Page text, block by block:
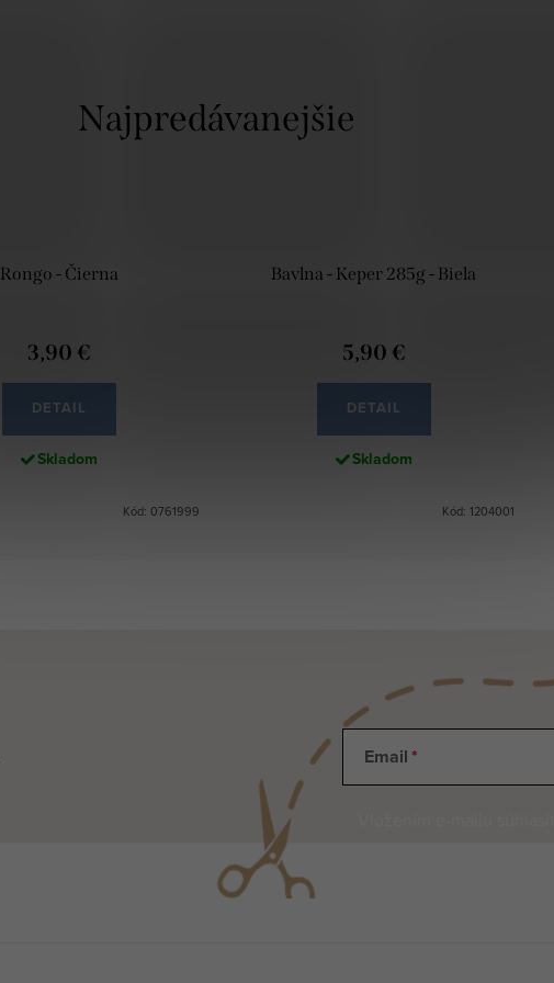
Najpredávanejšie
Rongo - Čierna
3,90 €
DETAIL
Skladom
Kód: 0761999
Bavlna - Keper 285g - Biela
5,90 €
DETAIL
Skladom
Kód: 1204001
Email